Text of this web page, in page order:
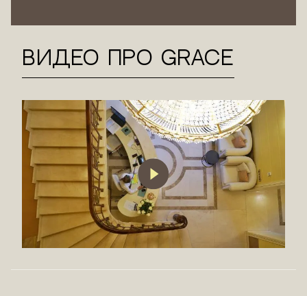
Видео про Grace